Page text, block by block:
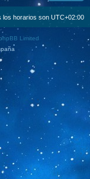
los horarios son UTC+02:00
Limited